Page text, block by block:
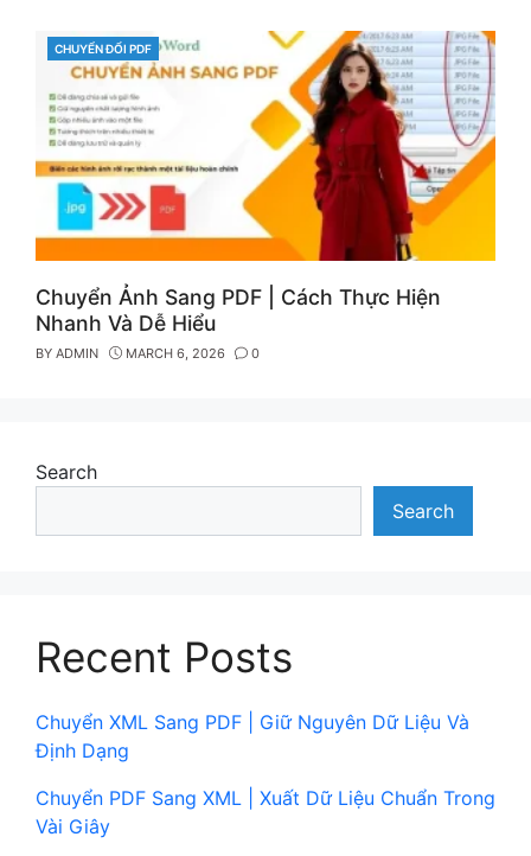
CATEGORIES
CHUYỂN ĐỔI PDF
Chuyển Ảnh Sang PDF | Cách Thực Hiện
Nhanh Và Dễ Hiểu
BY ADMIN MARCH 6, 2026 0
Search
Search
Recent Posts
Chuyển XML Sang PDF | Giữ Nguyên Dữ Liệu Và
Định Dạng
Chuyển PDF Sang XML | Xuất Dữ Liệu Chuẩn Trong
Vài Giây